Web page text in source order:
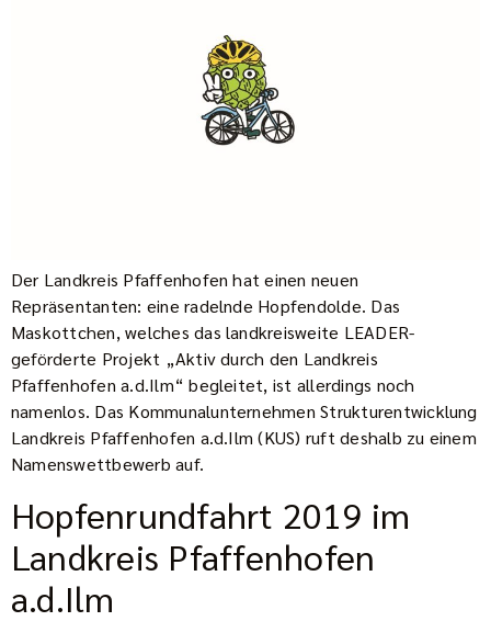
Der Landkreis Pfaffenhofen hat einen neuen
Repräsentanten: eine radelnde Hopfendolde. Das
Maskottchen, welches das landkreisweite LEADER-
geförderte Projekt „Aktiv durch den Landkreis
Pfaffenhofen a.d.Ilm“ begleitet, ist allerdings noch
namenlos. Das Kommunalunternehmen Strukturentwicklung
Landkreis Pfaffenhofen a.d.Ilm (KUS) ruft deshalb zu einem
Namenswettbewerb auf.
Hopfenrundfahrt 2019 im
Landkreis Pfaffenhofen
a.d.Ilm